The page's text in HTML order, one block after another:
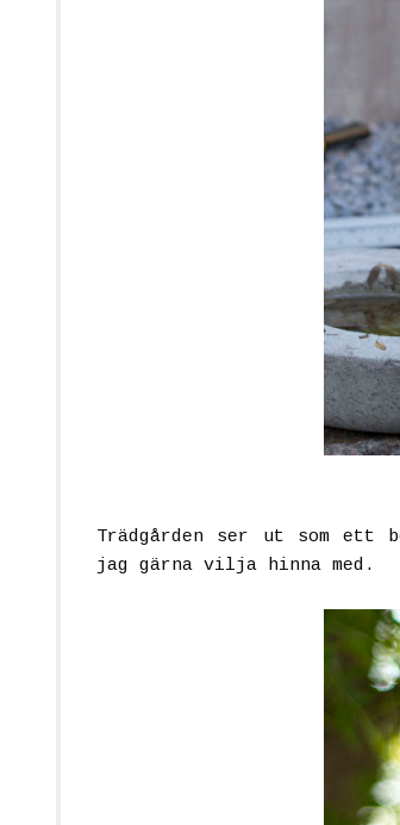
Trädgården ser ut som ett
jag gärna vilja hinna med.